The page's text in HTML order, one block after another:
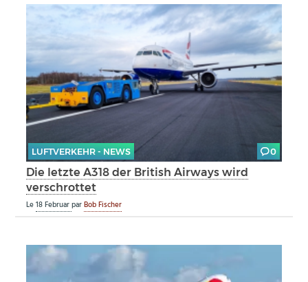
LUFTVERKEHR - NEWS 0
Die letzte A318 der British Airways wird
verschrottet
Le18 FebruarparBob Fischer